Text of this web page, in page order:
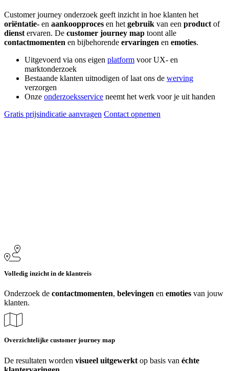
Customer journey onderzoek geeft inzicht in hoe klanten het
oriëntatie- en aankoopproces en het gebruik van een product of
dienst ervaren. De customer journey map toont alle
contactmomenten en bijbehorende ervaringen en emoties.
Uitgevoerd via ons eigen platform voor UX- en
marktonderzoek
Bestaande klanten uitnodigen of laat ons de werving
verzorgen
Onze onderzoeksservice neemt het werk voor je uit handen
Gratis prijsindicatie aanvragen Contact opnemen
Volledig inzicht in de klantreis
Onderzoek de contactmomenten, belevingen en emoties van jouw
klanten.
Overzichtelijke customer journey map
De resultaten worden visueel uitgewerkt op basis van échte